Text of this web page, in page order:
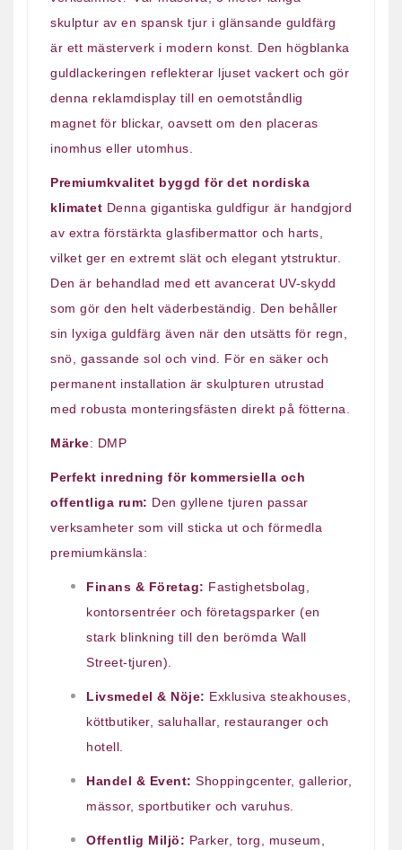
skulptur av en spansk tjur i glänsande guldfärg
är ett mästerverk i modern konst. Den högblanka
guldlackeringen reflekterar ljuset vackert och gör
denna reklamdisplay till en oemotståndlig
magnet för blickar, oavsett om den placeras
inomhus eller utomhus.
Premiumkvalitet byggd för det nordiska
klimatet Denna gigantiska guldfigur är handgjord
av extra förstärkta glasfibermattor och harts,
vilket ger en extremt slät och elegant ytstruktur.
Den är behandlad med ett avancerat UV-skydd
som gör den helt väderbeständig. Den behåller
sin lyxiga guldfärg även när den utsätts för regn,
snö, gassande sol och vind. För en säker och
permanent installation är skulpturen utrustad
med robusta monteringsfästen direkt på fötterna.
Märke: DMP
Perfekt inredning för kommersiella och
offentliga rum: Den gyllene tjuren passar
verksamheter som vill sticka ut och förmedla
premiumkänsla:
Finans & Företag: Fastighetsbolag,
kontorsentréer och företagsparker (en
stark blinkning till den berömda Wall
Street-tjuren).
Livsmedel & Nöje: Exklusiva steakhouses,
köttbutiker, saluhallar, restauranger och
hotell.
Handel & Event: Shoppingcenter, gallerior,
mässor, sportbutiker och varuhus.
Offentlig Miljö: Parker, torg, museum,